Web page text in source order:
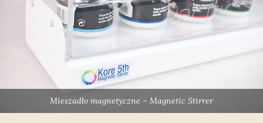
Mieszadło magnetyczne – Magnetic Stirrer